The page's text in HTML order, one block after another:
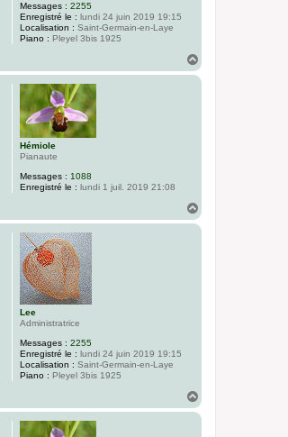
Messages : 2255
Enregistré le : lundi 24 juin 2019 19:15
Localisation : Saint-Germain-en-Laye
Piano : Pleyel 3bis 1925
u
Hémiole
Pianaute
Messages : 1088
Enregistré le : lundi 1 juil. 2019 21:08
u
Lee
Administratrice
Messages : 2255
Enregistré le : lundi 24 juin 2019 19:15
Localisation : Saint-Germain-en-Laye
Piano : Pleyel 3bis 1925
u